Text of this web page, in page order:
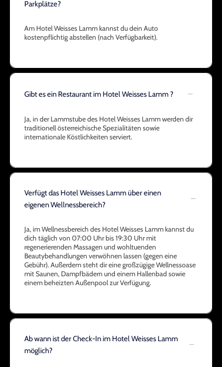
Parkplätze?
Am Hotel Weisses Lamm kannst du dein Auto
kostenpflichtig abstellen (nach Verfügbarkeit).
Gibt es ein Restaurant im Hotel Weisses Lamm ?
Ja, in der Lammstube des Hotel Weisses Lamm werden dir
traditionell österreichische Spezialitäten sowie
internationale Köstlichkeiten serviert.
Verfügt das Hotel Weisses Lamm über einen
eigenen Wellnessbereich?
Ja, im Wellnessbereich des Hotel Weisses Lamm kannst du
dich täglich von 07:00 Uhr bis 19:30 Uhr mit
regenerierenden Massagen und wohltuenden
Beautybehandlungen verwöhnen lassen (gegen eine
Gebühr). Außerdem steht dir eine großzügige Wellnessoase
mit Saunen, Dampfbädern und einem Hallenbad sowie
einem beheizten Außenpool zur Verfügung.
Ab wann ist der Check-In im Hotel Weisses Lamm
möglich?